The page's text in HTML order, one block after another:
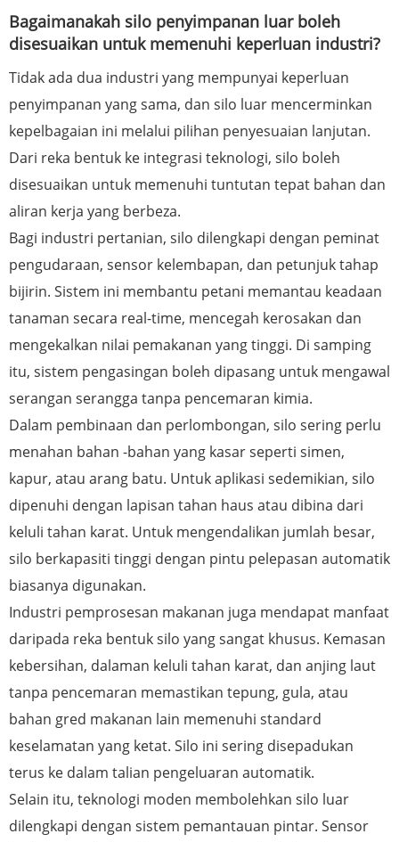
Bagaimanakah silo penyimpanan luar boleh
disesuaikan untuk memenuhi keperluan industri?
Tidak ada dua industri yang mempunyai keperluan
penyimpanan yang sama, dan silo luar mencerminkan
kepelbagaian ini melalui pilihan penyesuaian lanjutan.
Dari reka bentuk ke integrasi teknologi, silo boleh
disesuaikan untuk memenuhi tuntutan tepat bahan dan
aliran kerja yang berbeza.
Bagi industri pertanian, silo dilengkapi dengan peminat
pengudaraan, sensor kelembapan, dan petunjuk tahap
bijirin. Sistem ini membantu petani memantau keadaan
tanaman secara real-time, mencegah kerosakan dan
mengekalkan nilai pemakanan yang tinggi. Di samping
itu, sistem pengasingan boleh dipasang untuk mengawal
serangan serangga tanpa pencemaran kimia.
Dalam pembinaan dan perlombongan, silo sering perlu
menahan bahan -bahan yang kasar seperti simen,
kapur, atau arang batu. Untuk aplikasi sedemikian, silo
dipenuhi dengan lapisan tahan haus atau dibina dari
keluli tahan karat. Untuk mengendalikan jumlah besar,
silo berkapasiti tinggi dengan pintu pelepasan automatik
biasanya digunakan.
Industri pemprosesan makanan juga mendapat manfaat
daripada reka bentuk silo yang sangat khusus. Kemasan
kebersihan, dalaman keluli tahan karat, dan anjing laut
tanpa pencemaran memastikan tepung, gula, atau
bahan gred makanan lain memenuhi standard
keselamatan yang ketat. Silo ini sering disepadukan
terus ke dalam talian pengeluaran automatik.
Selain itu, teknologi moden membolehkan silo luar
dilengkapi dengan sistem pemantauan pintar. Sensor